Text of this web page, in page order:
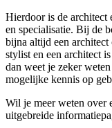
Hierdoor is de architect
en specialisatie. Bij de
bijna altijd een architect
stylist en een architect
dan weet je zeker
mogelijke kennis op
Wil je meer weten over
uitgebreide